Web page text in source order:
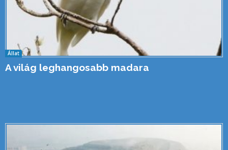
Állat
A világ leghangosabb madara